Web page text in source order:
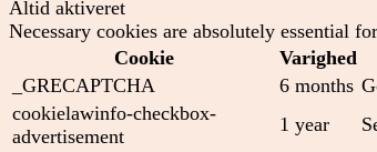
Altid aktiveret
Necessary cookies are absolutely essential
Cookie
Varighed
_GRECAPTCHA
6 months
cookielawinfo-checkbox-
advertisement
1 year